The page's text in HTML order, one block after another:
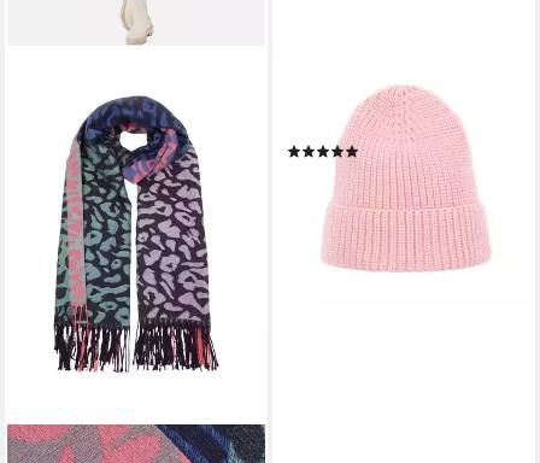
SAMAYA
Strickmütze mit Rippe und
Umschlag in tollen Unifarben
(1)
29,99 €
lieferbar - in 3-4 Werktagen bei dir
+5